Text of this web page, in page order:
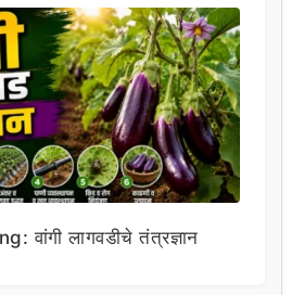
वांगी लागवडीचे तंत्रज्ञान